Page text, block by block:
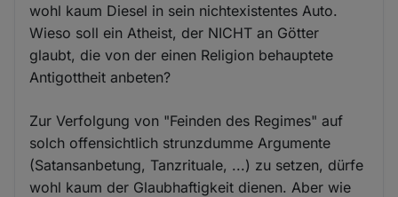
wohl kaum Diesel in sein nichtexistentes Auto.
Wieso soll ein Atheist, der NICHT an Götter
glaubt, die von der einen Religion behauptete
Antigottheit anbeten?
Zur Verfolgung von "Feinden des Regimes" auf
solch offensichtlich strunzdumme Argumente
(Satansanbetung, Tanzrituale, ...) zu setzen, dürfe
wohl kaum der Glaubhaftigkeit dienen. Aber wie